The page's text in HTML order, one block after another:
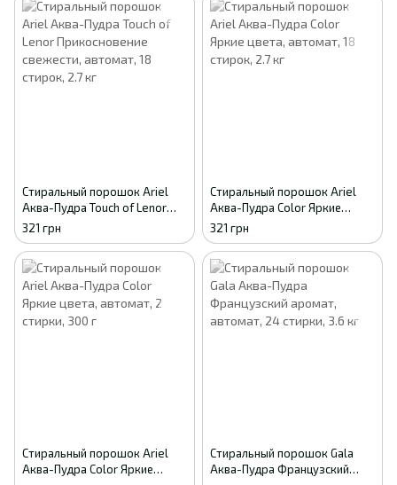
Стиральный порошок Ariel
Аква-Пудра Touch of Lenor
Прикосновение свежести,
автомат, 18 стирок, 2.7 кг
321 грн
Стиральный порошок Ariel
Аква-Пудра Color Яркие
цвета, автомат, 18 стирок, 2.7
кг
321 грн
Стиральный порошок Ariel
Аква-Пудра Color Яркие
Стиральный порошок Gala
Аква-Пудра Французский